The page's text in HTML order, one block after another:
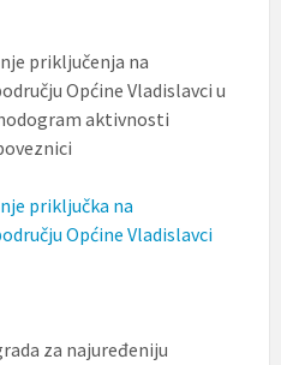
priključenja na
Općine Vladislavci u
aktivnosti
priključka na
Općine Vladislavci
za najuređeniju